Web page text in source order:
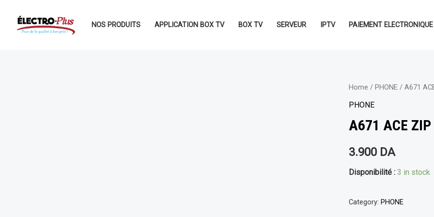
contenu
NOS PRODUITS APPLICATION BOX TV BOX TV SERVEUR IPTV PAIEMENT ELECTRONIQUE
Home / PHONE / A671
PHONE
A671 ACE ZIP
3.900 DA
Disponibilité : 3 in stock
Category: PHONE